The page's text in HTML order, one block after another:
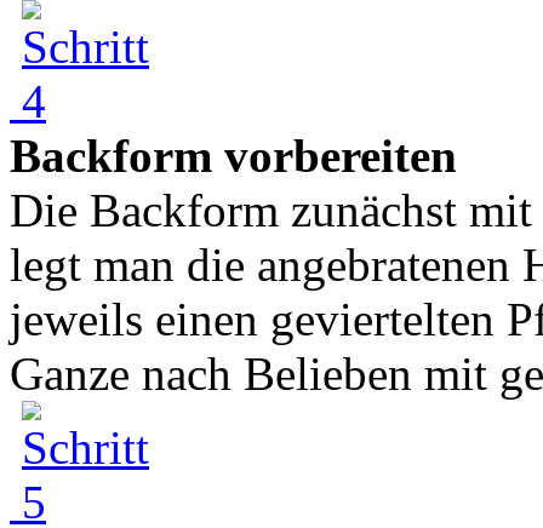
Backform vorbereiten
Die Backform zunächst
legt man die angebratenen
jeweils einen geviertelten
Ganze nach Belieben mit